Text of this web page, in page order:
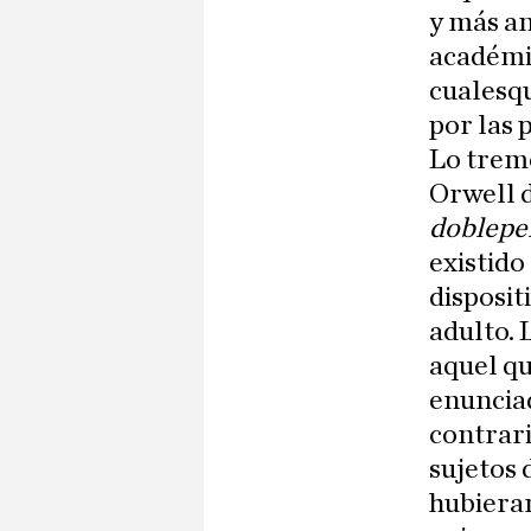
y más
por las
Lo
Orwell
existido
adulto.
aquel
sujetos